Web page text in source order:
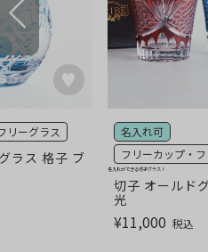
ラス 格子 ブ
リーグラス
切子 オールド
光
名入れ可
フリーカップ・
¥11,000 税込
名入れができる切子グラス！